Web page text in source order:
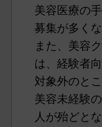
美容医療の
募集が多く
また、美容
は、経験者
対象外のと
美容未経験
人が殆どと